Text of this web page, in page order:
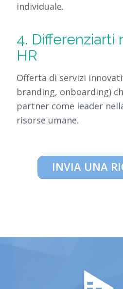
individuale.
4. Differenziarti
HR
Offerta di servizi
branding, onboarding)
partner come leader
risorse umane.
INVIA UNA